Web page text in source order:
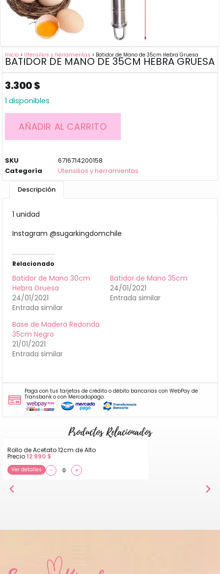
Inicio > Utensilios y herramientas > Batidor de Mano de 35cm Hebra Gruesa
BATIDOR DE MANO DE 35CM HEBRA GRUESA
3.300$
1 disponibles
AÑADIR AL CARRITO
SKU
6716714200158
Categoría
Utensilios y herramientas
Descripción
1 unidad
Instagram @sugarkingdomchile
Relacionado
Batidor de Mano 30cm
Hebra Gruesa
24/01/2021
Entrada similar
Batidor de Mano 35cm
24/01/2021
Entrada similar
Base de Madera Redonda
35cm Negro
21/01/2021
Entrada similar
Paga con tus tarjetas de crédito o débito bancarias con WebPay de
Transbank o con Mercadopago.
Productos Relacionados
Rollo de Acetato 12cm de Alto
Precio 12.990 $
Ver detalles − +